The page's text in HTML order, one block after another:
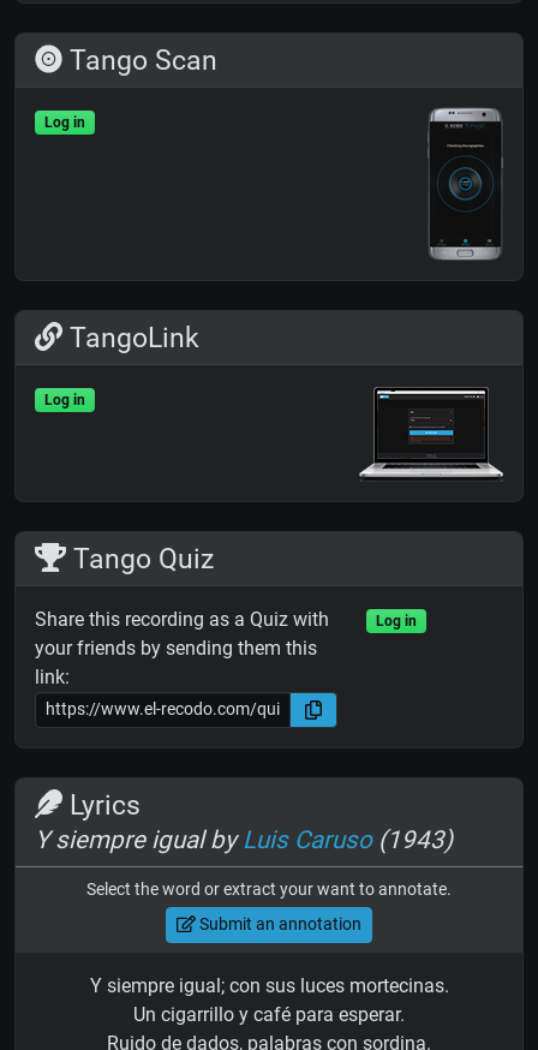
Tango Scan
Log in
TangoLink
Log in
Tango Quiz
Share this recording as a Quiz with
your friends by sending them this
link:
Log in
Lyrics
Y siempre igual byLuis Caruso(1943)
Select the word or extract your want to annotate.
Submit an annotation
Y siempre igual; con sus luces mortecinas.
Un cigarrillo y café para esperar.
Ruido de dados, palabras con sordina.